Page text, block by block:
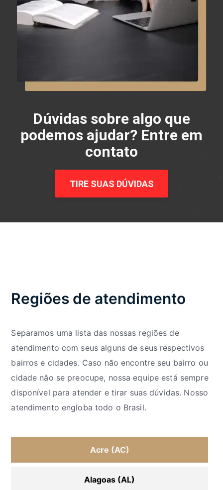
Dúvidas sobre algo que
podemos ajudar? Entre em
contato
TIRE SUAS DÚVIDAS
Regiões de atendimento
Separamos uma lista das nossas regiões de
atendimento com seus alguns de seus respectivos
bairros e cidades. Caso não encontre seu bairro ou
cidade não se preocupe, nossa equipe está sempre
disponível para atender e tirar suas dúvidas. Nosso
atendimento engloba todo o Brasil.
Acre (AC)
Alagoas (AL)